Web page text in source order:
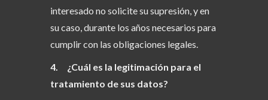
interesado no solicite su supresión, y en
su caso, durante los años necesarios para
cumplir con las obligaciones legales.
4. ¿Cuál es la legitimación para el
tratamiento de sus datos?